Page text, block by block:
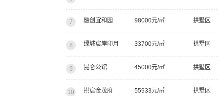
7 融创宜和园 98000元/㎡ 拱墅区
8 绿城宸岸印月 33700元/㎡ 拱墅区
9 昆仑公馆 45000元/㎡ 拱墅区
10 拱宸金茂府 55933元/㎡ 拱墅区